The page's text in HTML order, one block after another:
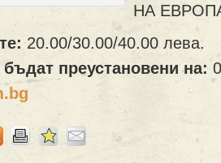
НА
20.00/30.00/40.00 лева.
преустановени на: